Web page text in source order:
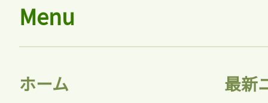
記事をお気に入りに
Menu
ホーム 最新